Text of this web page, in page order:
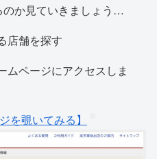
のか見ていきましょう…
店舗を探す
ムページにアクセスしま
を覗いてみる】